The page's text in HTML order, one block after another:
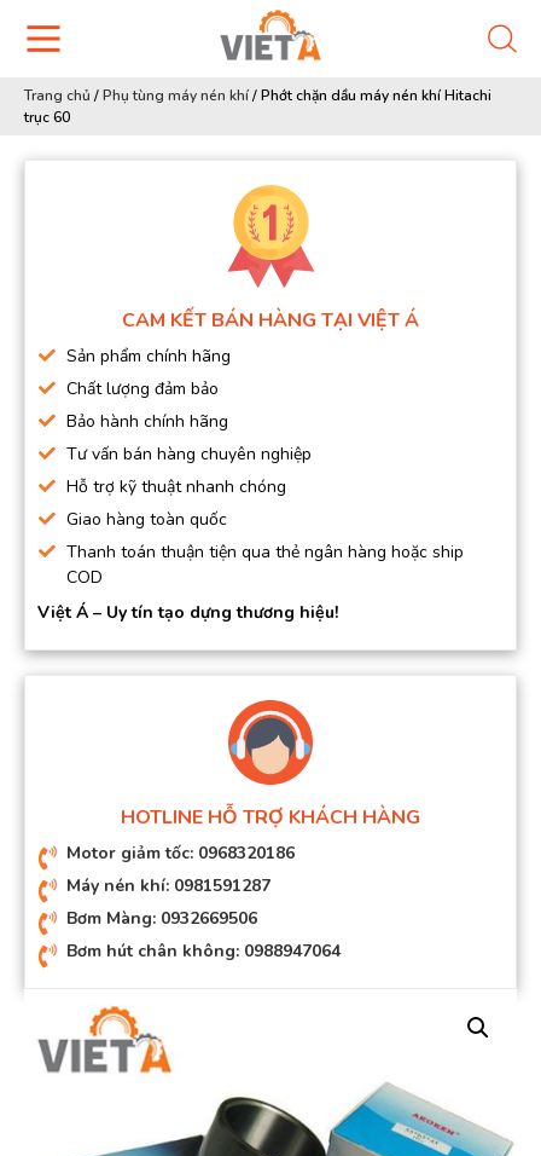
Trang chủ /Phụ tùng máy nén khí/Phớt chặn dầu máy nén khí Hitachi
trục 60
CAM KẾT BÁN HÀNG TẠI VIỆT Á
Sản phẩm chính hãng
Chất lượng đảm bảo
Bảo hành chính hãng
Tư vấn bán hàng chuyên nghiệp
Hỗ trợ kỹ thuật nhanh chóng
Giao hàng toàn quốc
Thanh toán thuận tiện qua thẻ ngân hàng hoặc ship
COD
Việt Á – Uy tín tạo dựng thương hiệu!
HOTLINE HỖ TRỢ KHÁCH HÀNG
Motor giảm tốc: 0968320186
Máy nén khí: 0981591287
Bơm Màng: 0932669506
Bơm hút chân không: 0988947064